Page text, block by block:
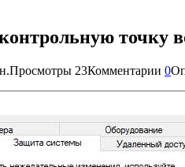
точку
Просмотры 23Комментарии 0